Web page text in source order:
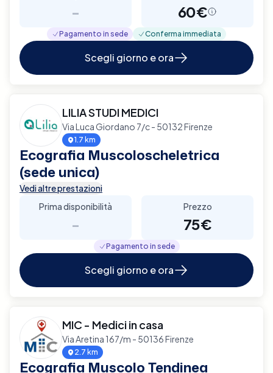
- 60€
Pagamento in sede Conferma immediata
Scegli giorno e ora
LILIA STUDI MEDICI
Via Luca Giordano 7/c - 50132 Firenze
1.7 km
Ecografia Muscoloscheletrica
(sede unica)
Vedi altre prestazioni
Prima disponibilità
-
Prezzo
75€
Pagamento in sede
Scegli giorno e ora
MIC - Medici in casa
Via Aretina 167/m - 50136 Firenze
2.7 km
Ecografia Muscolo Tendinea